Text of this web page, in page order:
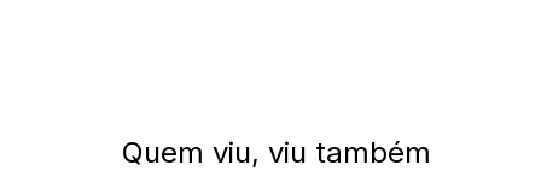
Quem viu, viu também